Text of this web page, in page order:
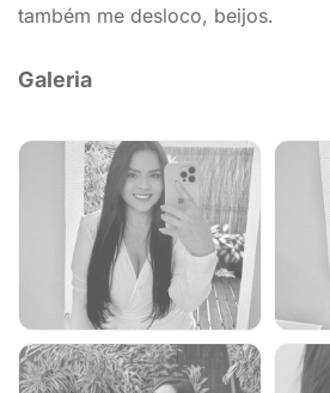
também me desloco, beijos.
Galeria